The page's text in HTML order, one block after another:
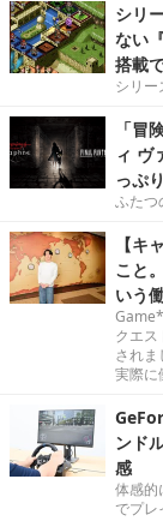
シリ
ない
搭載
シリー
「冒
ィ ヴ
っぷ
ふたつ
【キ
こと
いう
クエ
され
実際に
ンド
感
体感的
でプレ